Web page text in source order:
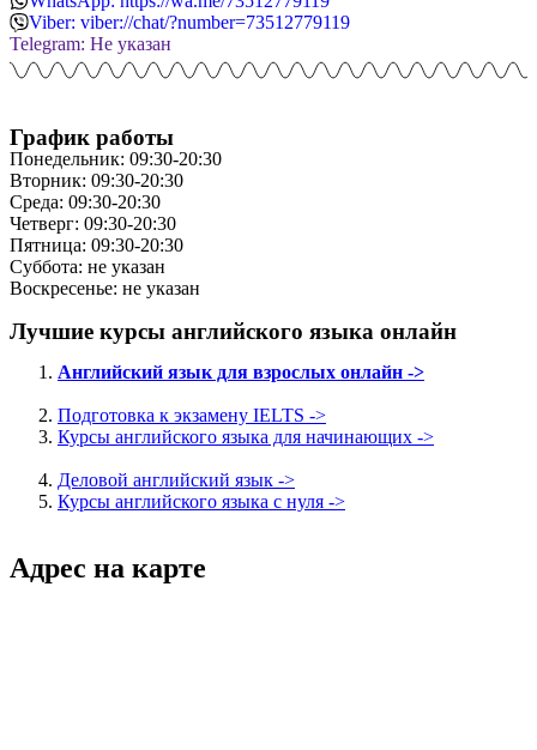
Viber: viber://chat/?number=73512779119
Telegram: Не указан
График работы
Понедельник: 09:30-20:30
Вторник: 09:30-20:30
Среда: 09:30-20:30
Четверг: 09:30-20:30
Пятница: 09:30-20:30
Суббота: не указан
Воскресенье: не указан
Лучшие курсы английского языка онлайн
Английский язык для взрослых онлайн ->
Подготовка к экзамену IELTS ->
Курсы английского языка для начинающих ->
Деловой английский язык ->
Курсы английского языка с нуля ->
Адрес на карте